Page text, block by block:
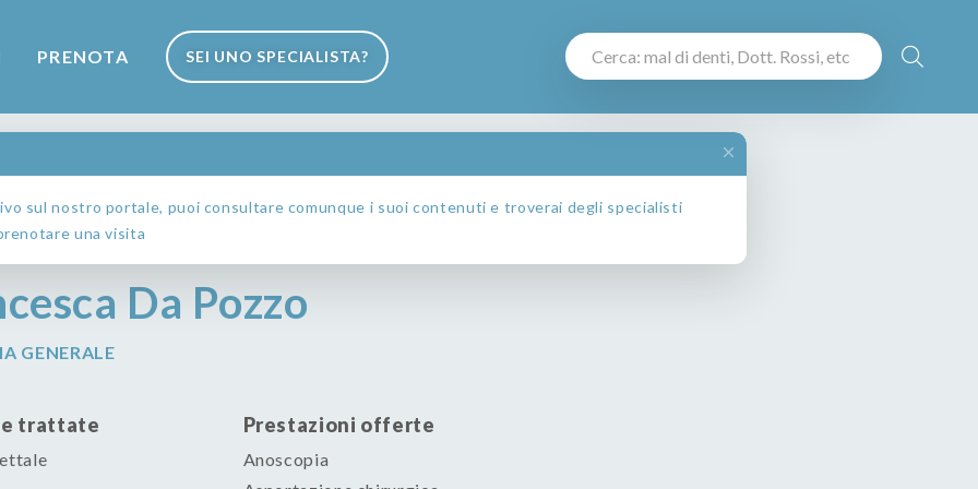
PRENOTA SEI UNO SPECIALISTA?
sul nostro portale, puoi consultare comunque i suoi contenuti e troverai degli specialisti
una visita
Da Pozzo
GENERALE
trattate Prestazioni offerte
Anoscopia